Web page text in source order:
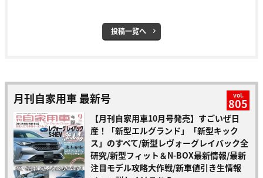
投稿一覧へ
月刊自家用車 最新号 vol.
805
【月刊自家用車10月号発売】すごいぜ日
産！「新型エルグランド」「新型キック
ス」のすべて/新型レヴォーグレイバック全
研究/新型フィット＆N-BOX最新情報/最新
注目モデル攻略大作戦/新車値引き生情報